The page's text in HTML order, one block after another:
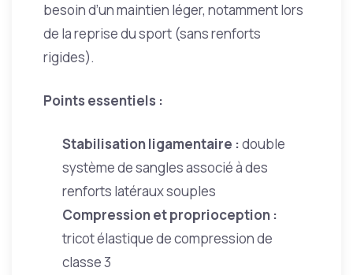
besoin d’un maintien léger, notamment lors
de la reprise du sport (sans renforts
rigides).
Points essentiels :
Stabilisation ligamentaire :double
système de sangles associé à des
renforts latéraux souples
Compression et proprioception :
tricot élastique de compression de
classe 3